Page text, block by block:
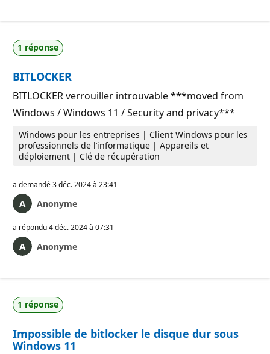
1 réponse
BITLOCKER
BITLOCKER verrouiller introuvable ***moved from
Windows / Windows 11 / Security and privacy***
Windows pour les entreprises | Client Windows pour les
professionnels de l’informatique | Appareils et
déploiement | Clé de récupération
a demandé3 déc. 2024 à 23:41
Anonyme
a répondu4 déc. 2024 à 07:31
Anonyme
1 réponse
Impossible de bitlocker le disque dur sous
Windows 11